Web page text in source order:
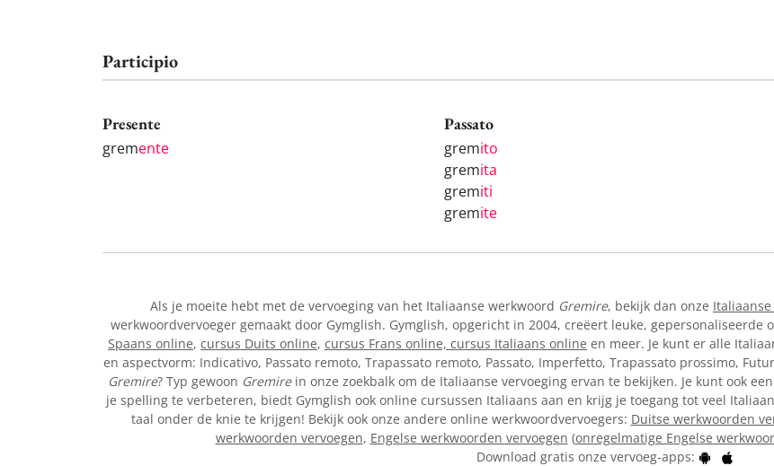
Participio
Presente
gremente
Passato
gremito
gremita
gremiti
gremite
Als je moeite hebt met de vervoeging van het Italiaanse werkwoord Gremire, bekijk dan onze
werkwoordvervoeger gemaakt door Gymglish. Gymglish, opgericht in 2004, creëert leuke, gepersonaliseerde
Spaans online, cursus Duits online, cursus Frans online, cursus Italiaans online en meer. Je kunt er alle
en aspectvorm: Indicativo, Passato remoto, Trapassato remoto, Passato, Imperfetto, Trapassato prossimo,
Gremire? Typ gewoon Gremirein onze zoekbalk om de Italiaanse vervoeging ervan te bekijken. Je kunt ook
je spelling te verbeteren, biedt Gymglish ook online cursussen Italiaans aan en krijg je toegang tot veel
taal onder de knie te krijgen! Bekijk ook onze andere online werkwoordvervoegers: Duitse werkwoorden
werkwoorden vervoegen, Engelse werkwoorden vervoegen (onregelmatige Engelse
Download gratis onze vervoeg-apps: